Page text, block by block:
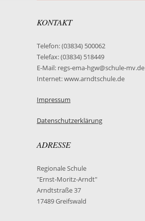
KONTAKT
Telefon: (03834) 500062
Telefax: (03834) 518449
E-Mail: regs-ema-hgw@schule-mv.de
Internet: www.arndtschule.de
Impressum
Datenschutzerklärung
ADRESSE
Regionale Schule
"Ernst-Moritz-Arndt"
Arndtstraße 37
17489 Greifswald